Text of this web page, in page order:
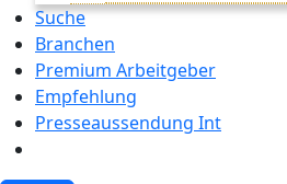
Suche
Branchen
Premium Arbeitgeber
Empfehlung
Presseaussendung Int